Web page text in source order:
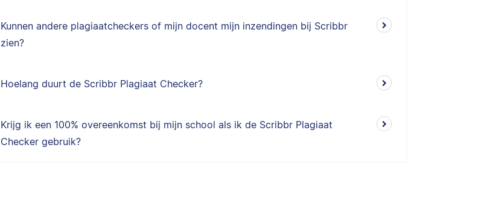
Kunnen andere plagiaatcheckers of mijn docent mijn inzendingen bij Scribbr
zien?
Hoelang duurt de Scribbr Plagiaat Checker?
Krijg ik een 100% overeenkomst bij mijn school als ik de Scribbr Plagiaat
Checker gebruik?